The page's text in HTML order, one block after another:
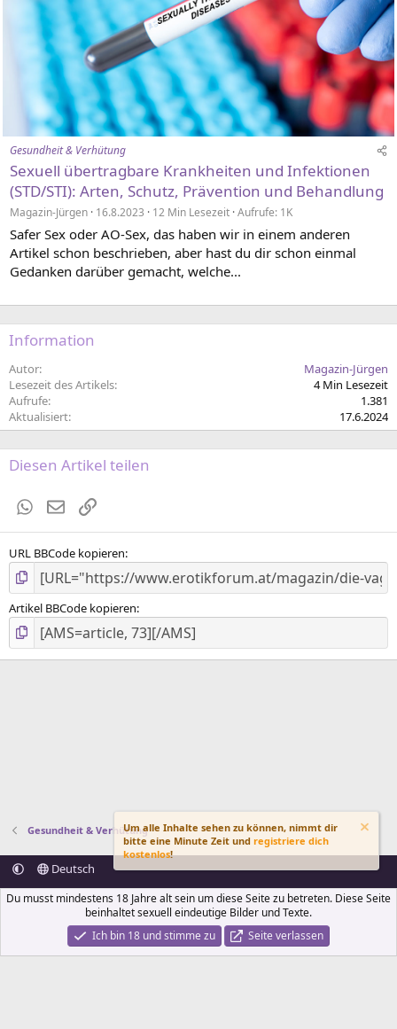
Gesundheit & Verhütung
Sexuell übertragbare Krankheiten und Infektionen
(STD/STI): Arten, Schutz, Prävention und Behandlung
Magazin-Jürgen 16.8.2023 12 Min Lesezeit Aufrufe: 1K
Safer Sex oder AO-Sex, das haben wir in einem anderen
Artikel schon beschrieben, aber hast du dir schon einmal
Gedanken darüber gemacht, welche...
Information
Autor
Magazin-Jürgen
Lesezeit des Artikels
4 Min Lesezeit
Aufrufe
1.381
Aktualisiert
17.6.2024
Diesen Artikel teilen
WhatsApp
E-MailLink
URL BBCode kopieren
Artikel BBCode kopieren
Gesundheit & Verhütung
Deutsch
Kontakt
AGB Datenschutzerklärung & Cookies
Forenregeln
Impressum und Kontaktstelle für Behörden und Nutzer:innen
Infos und Regeln
Erotikforum.at
R
S
S
Dieses Icon markiert automatisch erzeugte Werbelinks.
Um alle Inhalte sehen zu können, nimmt dir
bitte eine Minute Zeit und registriere dich
kostenlos!
Du musst mindestens 18 Jahre alt sein um diese Seite zu betreten. Diese Seite
beinhaltet sexuell eindeutige Bilder und Texte.
Ich bin 18 und stimme zu
Seite verlassen